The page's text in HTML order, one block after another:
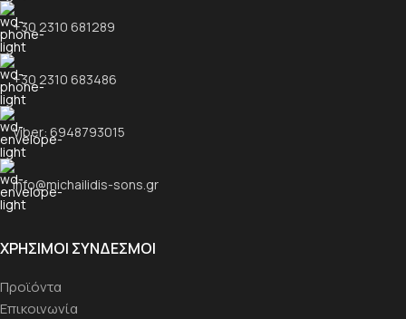
+30 2310 681289
+30 2310 683486
Viber: 6948793015
info@michailidis-sons.gr
ΧΡΉΣΙΜΟΙ ΣΎΝΔΕΣΜΟΙ
Προϊόντα
Επικοινωνία